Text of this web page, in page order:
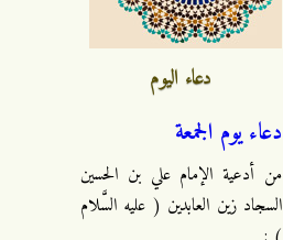
دعاء اليوم
دعاء يوم الجمعة
من أدعية الإمام علي بن الحسين
السجاد زين العابدين ( عليه السَّلام